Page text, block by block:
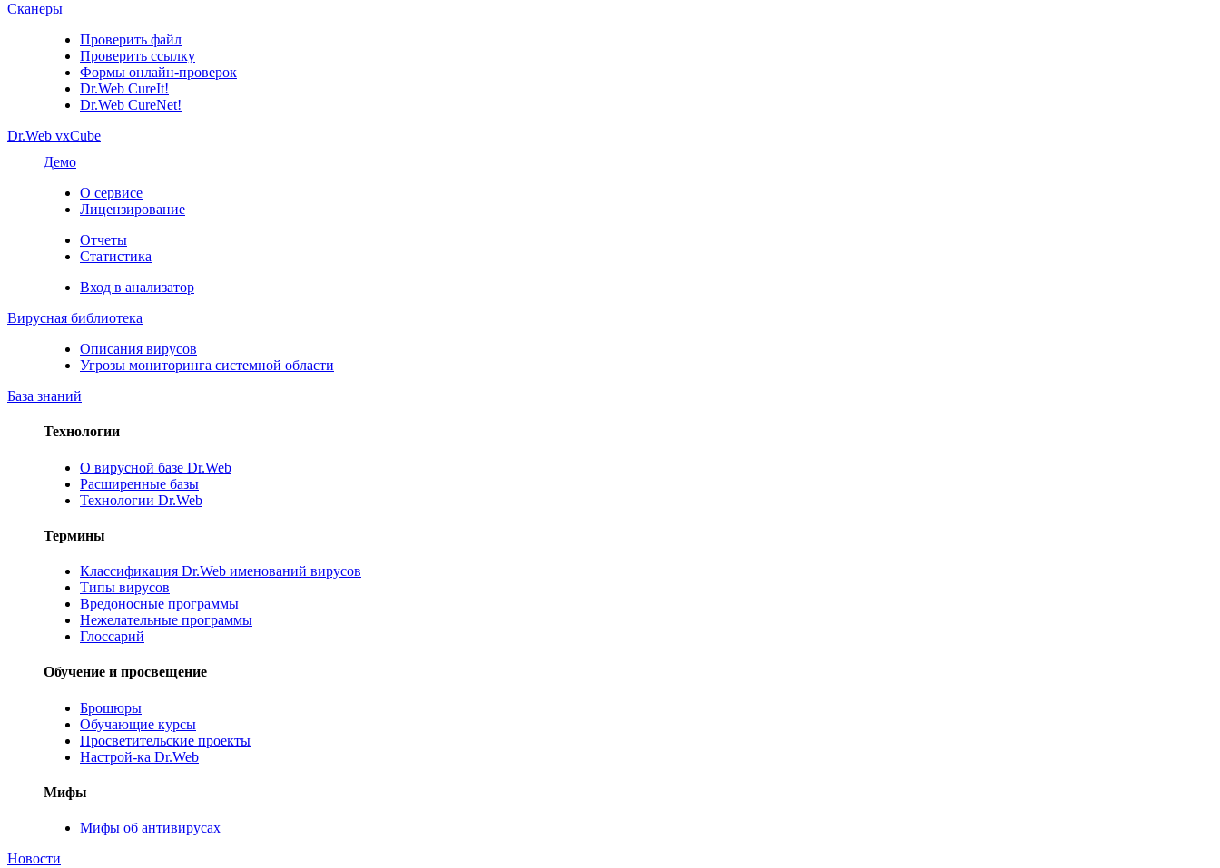
Сканеры
Проверить файл
Проверить ссылку
Формы онлайн-проверок
Dr.Web CureIt!
Dr.Web CureNet!
Dr.Web vxCube
Демо
О сервисе
Лицензирование
Отчеты
Статистика
Вход в анализатор
Вирусная библиотека
Описания вирусов
Угрозы мониторинга системной области
База знаний
Технологии
О вирусной базе Dr.Web
Расширенные базы
Технологии Dr.Web
Термины
Классификация Dr.Web именований вирусов
Типы вирусов
Вредоносные программы
Нежелательные программы
Глоссарий
Обучение и просвещение
Брошюры
Обучающие курсы
Просветительские проекты
Настрой-ка Dr.Web
Мифы
Мифы об антивирусах
Новости